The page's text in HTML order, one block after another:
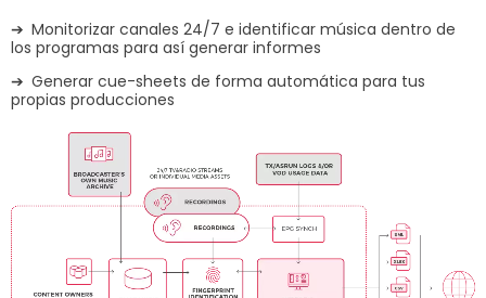
Monitorizar canales 24/7 e identificar música dentro de
los programas para así generar informes
Generar cue-sheets de forma automática para tus
propias producciones